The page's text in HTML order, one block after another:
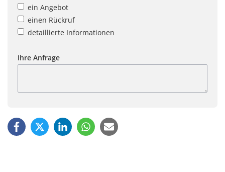
ein Angebot
einen Rückruf
detaillierte Informationen
Ihre Anfrage